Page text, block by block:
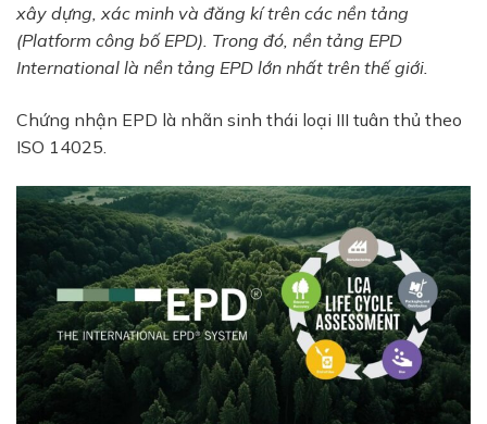
xây dựng, xác minh và đăng kí trên các nền tảng
(Platform công bố EPD). Trong đó, nền tảng EPD
International là nền tảng EPD lớn nhất trên thế giới.
Chứng nhận EPD là nhãn sinh thái loại III tuân thủ theo
ISO 14025.